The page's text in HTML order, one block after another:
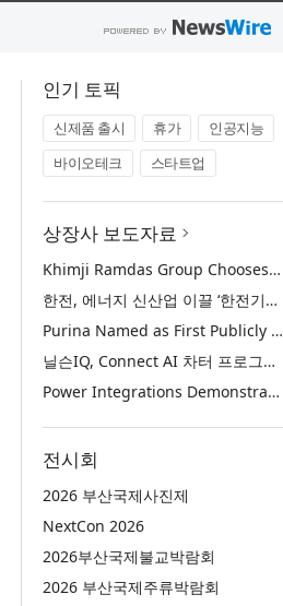
인기 토픽
신제품 출시 휴가
인공지능
바이오테크
스타트업
상장사 보도자료
Khimji Ramdas Group Chooses Rimini Street to Reduce SAP Support Costs, Protect 700+ Customizations and Reinvest Savings in Innovation
한전, 에너지 신산업 이끌 ‘한전기술지주’ 공식 출범
Purina Named as First Publicly Announced NIQ ConnectAI Charter Client
닐슨IQ, Connect AI 차터 프로그램 최초 고객사 ‘퓨리나’ 선정
Power Integrations Demonstrates World’s First 2200 V GaN Technology for Next-Era High-Voltage Power Systems
전시회
2026 부산국제사진제
NextCon 2026
2026부산국제불교박람회
2026 부산국제주류박람회